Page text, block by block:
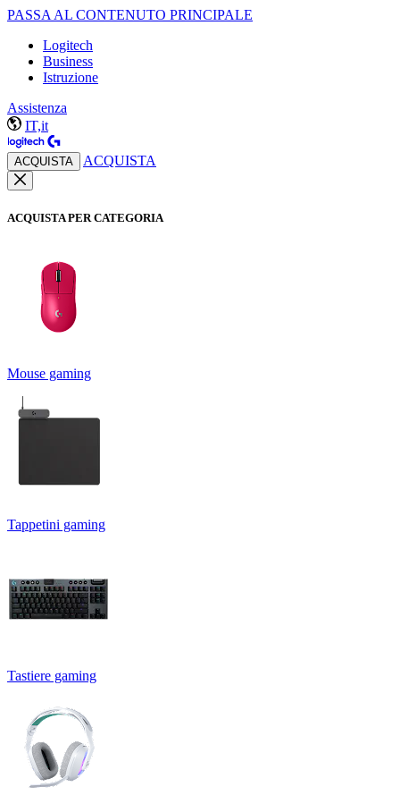
PASSA AL CONTENUTO PRINCIPALE
Logitech
Business
Istruzione
Assistenza
IT,it
ACQUISTA ACQUISTA
ACQUISTA PER CATEGORIA
Mouse gaming
Tappetini gaming
Tastiere gaming